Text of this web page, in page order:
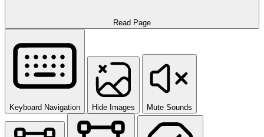
Read Page
Keyboard Navigation Hide Images Mute Sounds